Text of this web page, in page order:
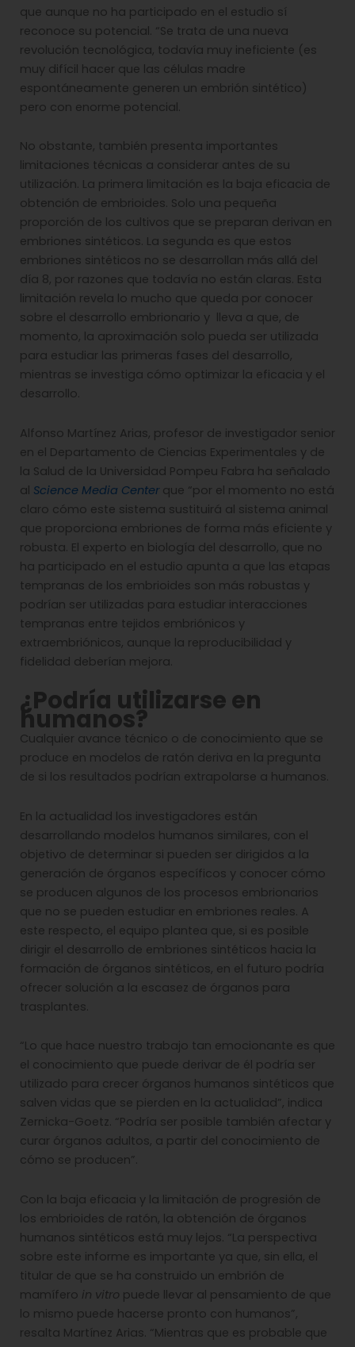
que aunque no ha participado en el estudio sí
reconoce su potencial. “Se trata de una nueva
revolución tecnológica, todavía muy ineficiente (es
muy difícil hacer que las células madre
espontáneamente generen un embrión sintético)
pero con enorme potencial.
No obstante, también presenta importantes
limitaciones técnicas a considerar antes de su
utilización. La primera limitación es la baja eficacia de
obtención de embrioides. Solo una pequeña
proporción de los cultivos que se preparan derivan en
embriones sintéticos. La segunda es que estos
embriones sintéticos no se desarrollan más allá del
día 8, por razones que todavía no están claras. Esta
limitación revela lo mucho que queda por conocer
sobre el desarrollo embrionario y lleva a que, de
momento, la aproximación solo pueda ser utilizada
para estudiar las primeras fases del desarrollo,
mientras se investiga cómo optimizar la eficacia y el
desarrollo.
Alfonso Martínez Arias, profesor de investigador senior
en el Departamento de Ciencias Experimentales y de
la Salud de la Universidad Pompeu Fabra ha señalado
al Science Media Centerque “por el momento no está
claro cómo este sistema sustituirá al sistema animal
que proporciona embriones de forma más eficiente y
robusta. El experto en biología del desarrollo, que no
ha participado en el estudio apunta a que las etapas
tempranas de los embrioides son más robustas y
podrían ser utilizadas para estudiar interacciones
tempranas entre tejidos embriónicos y
extraembriónicos, aunque la reproducibilidad y
fidelidad deberían mejora.
¿Podría utilizarse en
humanos?
Cualquier avance técnico o de conocimiento que se
produce en modelos de ratón deriva en la pregunta
de si los resultados podrían extrapolarse a humanos.
En la actualidad los investigadores están
desarrollando modelos humanos similares, con el
objetivo de determinar si pueden ser dirigidos a la
generación de órganos específicos y conocer cómo
se producen algunos de los procesos embrionarios
que no se pueden estudiar en embriones reales. A
este respecto, el equipo plantea que, si es posible
dirigir el desarrollo de embriones sintéticos hacia la
formación de órganos sintéticos, en el futuro podría
ofrecer solución a la escasez de órganos para
trasplantes.
“Lo que hace nuestro trabajo tan emocionante es que
el conocimiento que puede derivar de él podría ser
utilizado para crecer órganos humanos sintéticos que
salven vidas que se pierden en la actualidad”, indica
Zernicka-Goetz. “Podría ser posible también afectar y
curar órganos adultos, a partir del conocimiento de
cómo se producen”.
Con la baja eficacia y la limitación de progresión de
los embrioides de ratón, la obtención de órganos
humanos sintéticos está muy lejos. “La perspectiva
sobre este informe es importante ya que, sin ella, el
titular de que se ha construido un embrión de
mamífero in vitro puede llevar al pensamiento de que
lo mismo puede hacerse pronto con humanos”,
resalta Martínez Arias. “Mientras que es probable que